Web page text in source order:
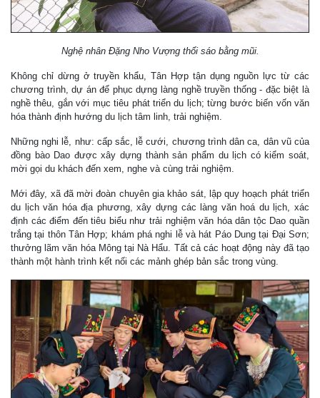
Nghệ nhân Đặng Nho Vượng thổi sáo bằng mũi.
Không chỉ dừng ở truyền khẩu, Tân Hợp tận dụng nguồn lực từ các
chương trình, dự án để phục dựng làng nghề truyền thống - đặc biệt là
nghề thêu, gắn với mục tiêu phát triển du lịch; từng bước biến vốn văn
hóa thành định hướng du lịch tâm linh, trải nghiệm.
Những nghi lễ, như: cấp sắc, lễ cưới, chương trình dân ca, dân vũ của
đồng bào Dao được xây dựng thành sản phẩm du lịch có kiểm soát,
mời gọi du khách đến xem, nghe và cùng trải nghiệm.
Mới đây, xã đã mời đoàn chuyên gia khảo sát, lập quy hoạch phát triển
du lịch văn hóa địa phương, xây dựng các làng văn hoá du lịch, xác
định các điểm đến tiêu biểu như trải nghiệm văn hóa dân tộc Dao quần
trắng tại thôn Tân Hợp; khám phá nghi lễ và hát Páo Dung tại Đại Sơn;
thưởng lãm văn hóa Mông tại Nà Hẩu. Tất cả các hoạt động này đã tạo
thành một hành trình kết nối các mảnh ghép bản sắc trong vùng.